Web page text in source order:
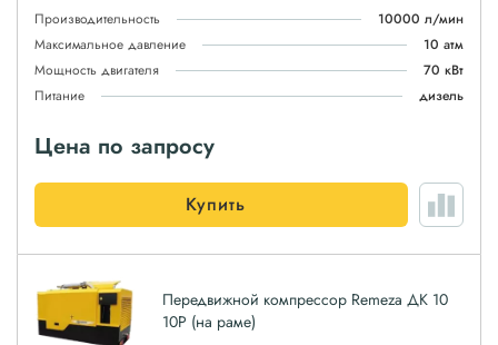
Производительность
10000 л/мин
Максимальное давление
10 атм
Мощность двигателя
70 кВт
Питание
дизель
Цена по запросу
Купить
Передвижной компрессор Remeza ДК 10
10Р (на раме)